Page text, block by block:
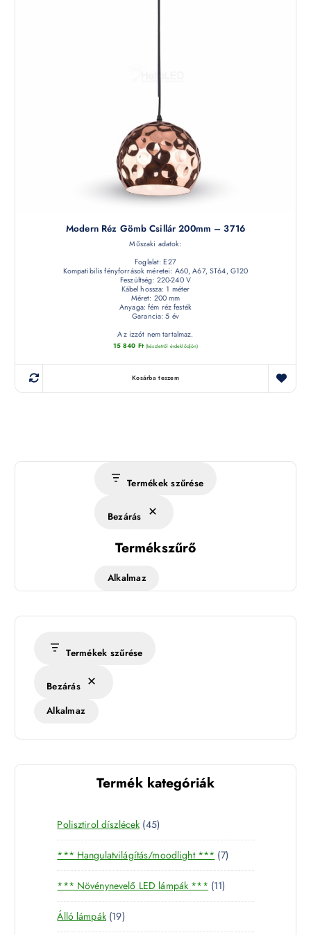
Modern Réz Gömb Csillár 200mm – 3716
Műszaki adatok:
Foglalat: E27
Kompatibilis fényforrások méretei: A60, A67, ST64, G120
Feszültség: 220-240 V
Kábel hossza: 1 méter
Méret: 200 mm
Anyaga: fém réz festék
Garancia: 5 év
Az izzót nem tartalmaz.
15 840 Ft (készletről érdeklődjön)
Kosárba teszem
Termékek szűrése
Bezárás
Termékszűrő
Alkalmaz
Termékek szűrése
Bezárás
Alkalmaz
Termék kategóriák
Polisztirol díszlécek 454
5
t
e
r
m
*** Hangulatvilágítás/moodlight *** 77
t
r
*** Növénynevelő LED lámpák *** 111
1
Álló lámpák 191
9